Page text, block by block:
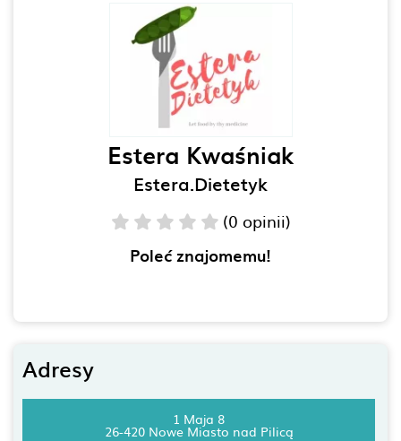
Estera Kwaśniak
Estera.Dietetyk
(0 opinii)
Poleć znajomemu!
Adresy
1 Maja 8
26-420 Nowe Miasto nad Pilicą